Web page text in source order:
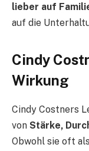
lieber auf
auf die
Cindy
Wirkung
Cindy Costners
von Stärke,
Obwohl sie oft als